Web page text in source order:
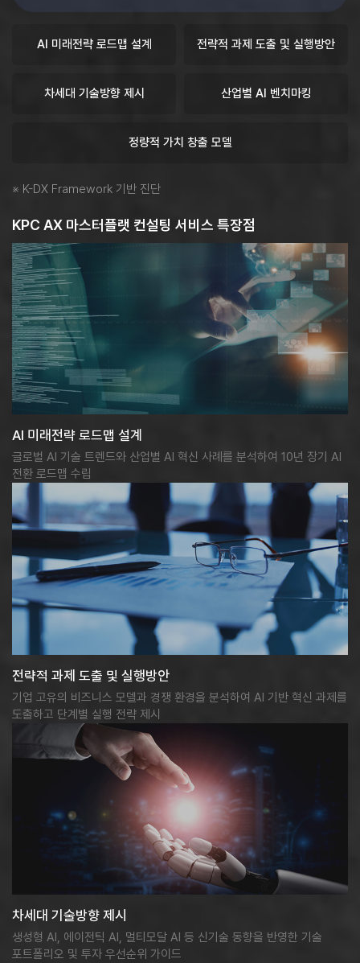
AI 미래전략로드맵 설계 전략적 과제 도출 및 실행방안
차세대 기술방향 제시 산업별 AI 벤치마킹
정량적 가치 창출 모델
※ K-DX Framework 기반 진단
KPC AX 마스터플랫 컨설팅 서비스 특장점
AI 미래전략 로드맵 설계
글로벌 AI 기술 트렌드와 산업별 AI 혁신 사례를 분석하여 10년 장기 AI
전환 로드맵 수립
전략적 과제 도출 및 실행방안
기업 고유의 비즈니스 모델과 경쟁 환경을 분석하여 AI 기반 혁신 과제를
도출하고 단계별 실행 전략 제시
차세대 기술방향 제시
생성형 AI, 에이전틱 AI, 멀티모달 AI 등 신기술 동향을 반영한 기술
포트폴리오 및 투자 우선순위 가이드